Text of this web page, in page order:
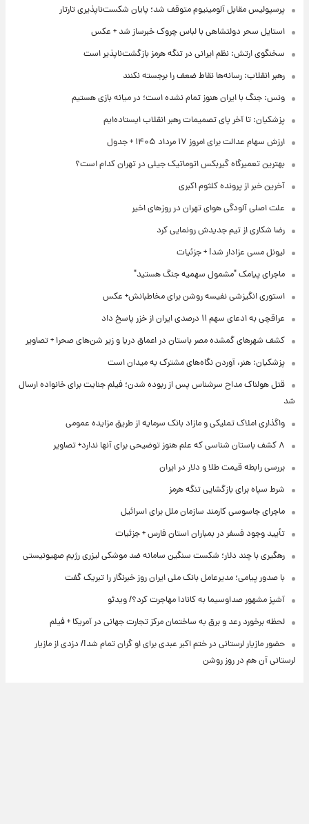
پرسپولیس مقابل آلومینیوم متوقف شد؛ پایان شکست‌ناپذیری تارتار
استایل سحر دولتشاهی با لباس چروک خبرساز شد + عکس
سخنگوی ارتش: نظم ایرانی در تنگه هرمز بازگشت‌ناپذیر است
رهبر انقلاب: رسانه‌ها نقاط ضعف را برجسته نکنند
ونس: جنگ با ایران هنوز تمام نشده است؛ در میانه بازی هستیم
پزشکیان: تا آخر پای تصمیمات رهبر انقلاب ایستاده‌ایم
ارزش سهام عدالت برای امروز ۱۷ مرداد ۱۴۰۵ + جدول
بهترین تعمیرگاه گیربکس اتوماتیک جیلی در تهران کدام است؟
آخرین خبر از پرونده کلثوم اکبری
علت اصلی آلودگی هوای تهران در روزهای اخیر
رضا شکاری از تیم جدیدش رونمایی کرد
لیونل مسی عزادار شد! + جزئیات
ماجرای پیامک "مشمول سهمیه جنگ هستید"
استوری انگیزشی نفیسه روشن برای مخاطبانش+ عکس
عراقچی به ادعای سهم ۱۱ درصدی ایران از خزر پاسخ داد
کشف شهرهای گمشده مصر باستان در اعماق دریا و زیر شن‌های صحرا + تصاویر
پزشکیان: هنر، آوردن نگاه‌های مشترک به میدان است
قتل هولناک مداح سرشناس پس از ربوده شدن؛ فیلم جنایت برای خانواده ارسال
شد
واگذاری املاک تملیکی و مازاد بانک سرمایه از طریق مزایده عمومی
۸ کشف باستان شناسی که علم هنوز توضیحی برای آنها ندارد+ تصاویر
بررسی رابطه قیمت طلا و دلار در ایران
شرط سپاه برای بازگشایی تنگه هرمز
ماجرای جاسوسی کارمند سازمان ملل برای اسرائیل
تأیید وجود فسفر در بمباران استان فارس + جزئیات
رهگیری با چند دلار؛ شکست سنگین سامانه ضد موشکی لیزری رژیم صهیونیستی
با صدور پیامی؛ مدیرعامل بانک ملی ایران روز خبرنگار را تبریک گفت
آشپز مشهور صداوسیما به کانادا مهاجرت کرد؟/ ویدئو
لحظه برخورد رعد و برق به ساختمان مرکز تجارت جهانی در آمریکا + فیلم
حضور مازیار لرستانی در ختم اکبر عبدی برای او گران تمام شد!/ دزدی از مازیار
لرستانی آن هم در روز روشن